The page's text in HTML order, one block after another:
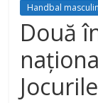
Handbal masculin
Două